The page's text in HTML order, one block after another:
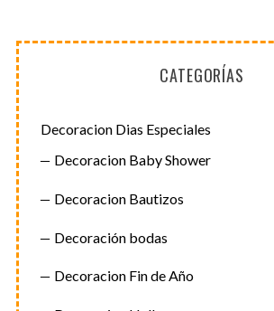
CATEGORÍAS
Decoracion Dias Especiales
Decoracion Baby Shower
Decoracion Bautizos
Decoración bodas
Decoracion Fin de Año